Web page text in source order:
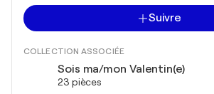
Suivre
COLLECTION ASSOCIÉE
Sois ma/mon Valentin(e)
23 pièces